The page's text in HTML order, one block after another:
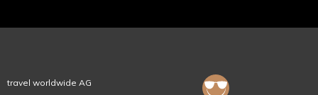
travel worldwide AG